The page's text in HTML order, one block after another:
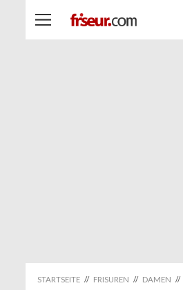
STARTSEITE // FRISUREN // DAMEN //